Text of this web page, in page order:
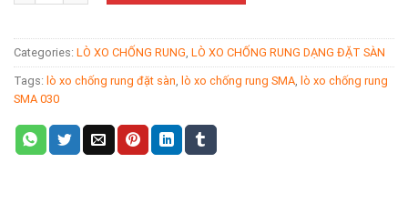
Categories: LÒ XO CHỐNG RUNG, LÒ XO CHỐNG RUNG DẠNG ĐẶT SÀN
Tags: lò xo chống rung đặt sàn, lò xo chống rung SMA, lò xo chống rung
SMA 030